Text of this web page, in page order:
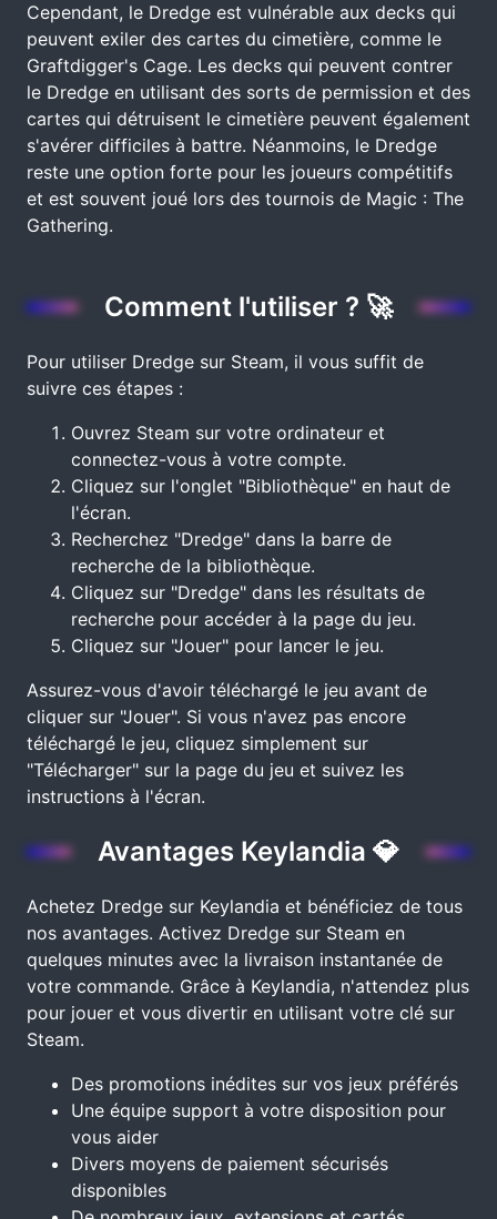
Cependant, le Dredge est vulnérable aux decks qui
peuvent exiler des cartes du cimetière, comme le
Graftdigger's Cage. Les decks qui peuvent contrer
le Dredge en utilisant des sorts de permission et des
cartes qui détruisent le cimetière peuvent également
s'avérer difficiles à battre. Néanmoins, le Dredge
reste une option forte pour les joueurs compétitifs
et est souvent joué lors des tournois de Magic : The
Gathering.
Comment l'utiliser ? 🚀
Pour utiliser Dredge sur Steam, il vous suffit de
suivre ces étapes :
Ouvrez Steam sur votre ordinateur et
connectez-vous à votre compte.
Cliquez sur l'onglet "Bibliothèque" en haut de
l'écran.
Recherchez "Dredge" dans la barre de
recherche de la bibliothèque.
Cliquez sur "Dredge" dans les résultats de
recherche pour accéder à la page du jeu.
Cliquez sur "Jouer" pour lancer le jeu.
Assurez-vous d'avoir téléchargé le jeu avant de
cliquer sur "Jouer". Si vous n'avez pas encore
téléchargé le jeu, cliquez simplement sur
"Télécharger" sur la page du jeu et suivez les
instructions à l'écran.
Avantages Keylandia 💎
Achetez Dredge sur Keylandia et bénéficiez de tous
nos avantages. Activez Dredge sur Steam en
quelques minutes avec la livraison instantanée de
votre commande. Grâce à Keylandia, n'attendez plus
pour jouer et vous divertir en utilisant votre clé sur
Steam.
Des promotions inédites sur vos jeux préférés
Une équipe support à votre disposition pour
vous aider
Divers moyens de paiement sécurisés
disponibles